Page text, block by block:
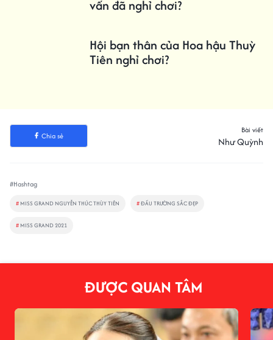
vấn đã nghỉ chơi?
Hội bạn thân của Hoa hậu Thuỳ
Tiên nghỉ chơi?
Chia sẻ
Bài viết
Như Quỳnh
#Hashtag
# MISS GRAND NGUYỄN THÚC THÙY TIÊN #ĐẤU TRƯỜNG SẮC ĐẸP
# MISS GRAND 2021
ĐƯỢC QUAN TÂM